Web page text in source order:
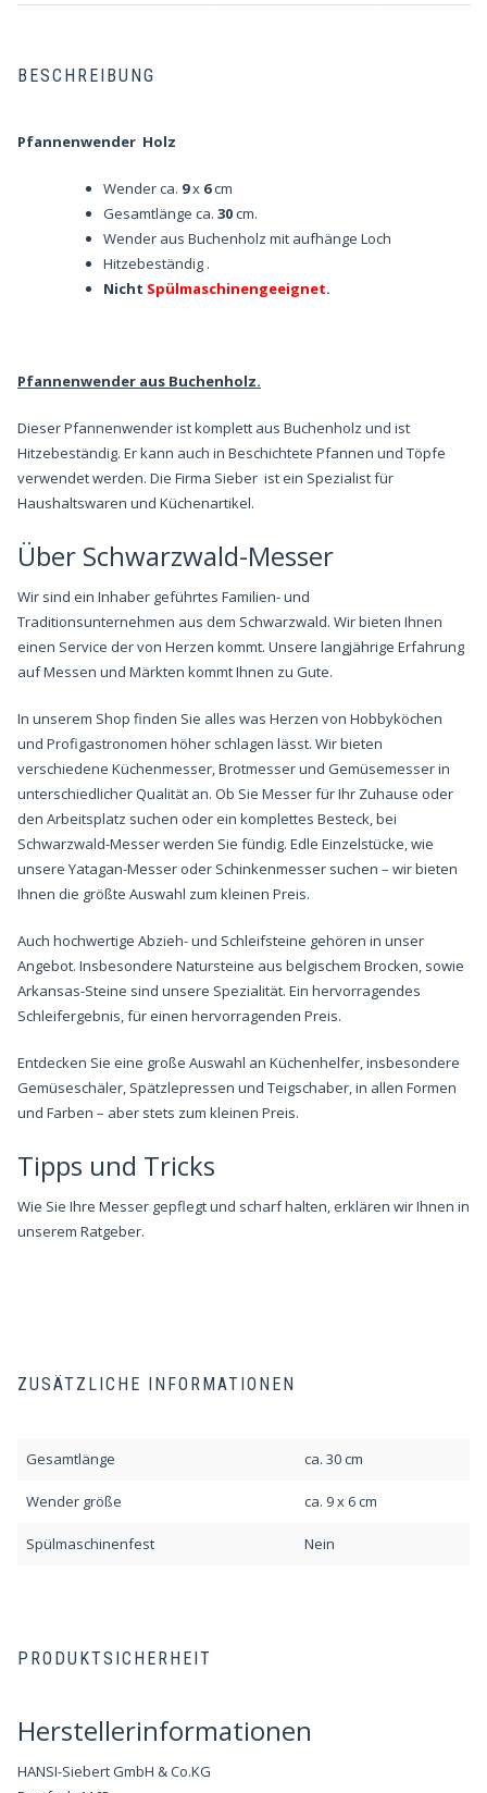
BESCHREIBUNG
Pfannenwender Holz
Wender ca. 9x 6cm
Gesamtlänge ca. 30cm.
Wender aus Buchenholz mit aufhänge Loch
Hitzebeständig .
Nicht Spülmaschinengeeignet.
Pfannenwender aus Buchenholz.
Dieser Pfannenwender ist komplett aus Buchenholz und ist
Hitzebeständig. Er kann auch in Beschichtete Pfannen und Töpfe
verwendet werden. Die Firma Sieber ist ein Spezialist für
Haushaltswaren und Küchenartikel.
Über Schwarzwald-Messer
Wir sind ein Inhaber geführtes Familien- und
Traditionsunternehmen aus dem Schwarzwald. Wir bieten Ihnen
einen Service der von Herzen kommt. Unsere langjährige Erfahrung
auf Messen und Märkten kommt Ihnen zu Gute.
In unserem Shop finden Sie alles was Herzen von Hobbyköchen
und Profigastronomen höher schlagen lässt. Wir bieten
verschiedene Küchenmesser, Brotmesser und Gemüsemesser in
unterschiedlicher Qualität an. Ob Sie Messer für Ihr Zuhause oder
den Arbeitsplatz suchen oder ein komplettes Besteck, bei
Schwarzwald-Messer werden Sie fündig. Edle Einzelstücke, wie
unsere Yatagan-Messer oder Schinkenmesser suchen – wir bieten
Ihnen die größte Auswahl zum kleinen Preis.
Auch hochwertige Abzieh- und Schleifsteine gehören in unser
Angebot. Insbesondere Natursteine aus belgischem Brocken, sowie
Arkansas-Steine sind unsere Spezialität. Ein hervorragendes
Schleifergebnis, für einen hervorragenden Preis.
Entdecken Sie eine große Auswahl an Küchenhelfer, insbesondere
Gemüseschäler, Spätzlepressen und Teigschaber, in allen Formen
und Farben – aber stets zum kleinen Preis.
Tipps und Tricks
Wie Sie Ihre Messer gepflegt und scharf halten, erklären wir Ihnen in
unserem Ratgeber.
ZUSÄTZLICHE INFORMATIONEN
Gesamtlänge ca. 30 cm
Wender größe ca. 9 x 6 cm
Spülmaschinenfest Nein
PRODUKTSICHERHEIT
Herstellerinformationen
HANSI-Siebert GmbH & Co.KG